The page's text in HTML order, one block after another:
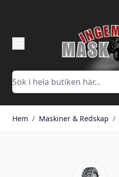
Sök
Hem / Maskiner & Redskap /